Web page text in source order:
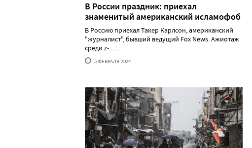
В России праздник: приехал
знаменитый американский исламофоб
В Россию приехал Такер Карлсон, американский
"журналист", бывший ведущий Fox News. Ажиотаж
среди z-......
5 ФЕВРАЛЯ'2024